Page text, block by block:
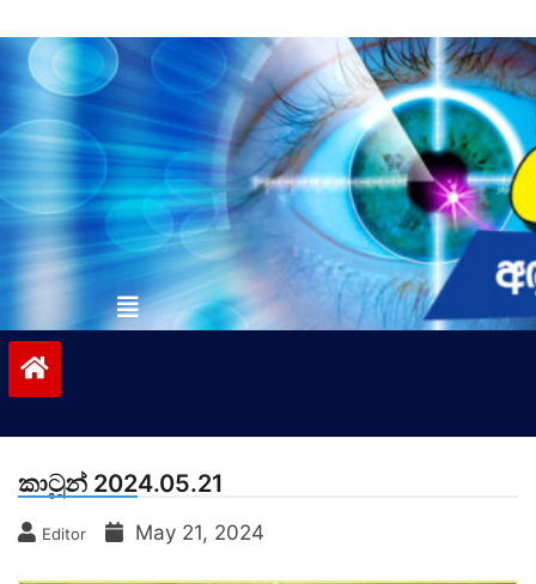
to
contentvinivida.lk
කාටූන් 2024.05.21
Editor May 21, 2024